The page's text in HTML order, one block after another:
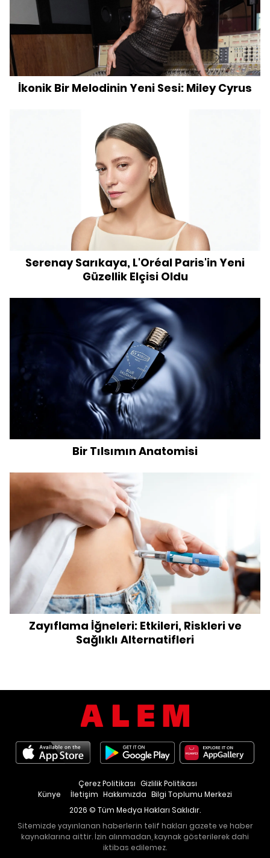
İkonik Bir Melodinin Yeni Sesi: Miley Cyrus
Serenay Sarıkaya, L'Oréal Paris'in Yeni
Güzellik Elçisi Oldu
Bir Tılsımın Anatomisi
Zayıflama İğneleri: Etkileri, Riskleri ve
Sağlıklı Alternatifleri
Künye İletişim Hakkımızda Bilgi Toplumu Merkezi
Çerez Politikası Gizlilik Politikası
2026 © Tüm Medya Hakları Saklıdır.
Sitemizde yayınlanan haberlerin telif hakları gazete ve haber
kaynaklarına aittir. İzin alınmadan, kaynak gösterilerek dahi
iktibas edilemez.